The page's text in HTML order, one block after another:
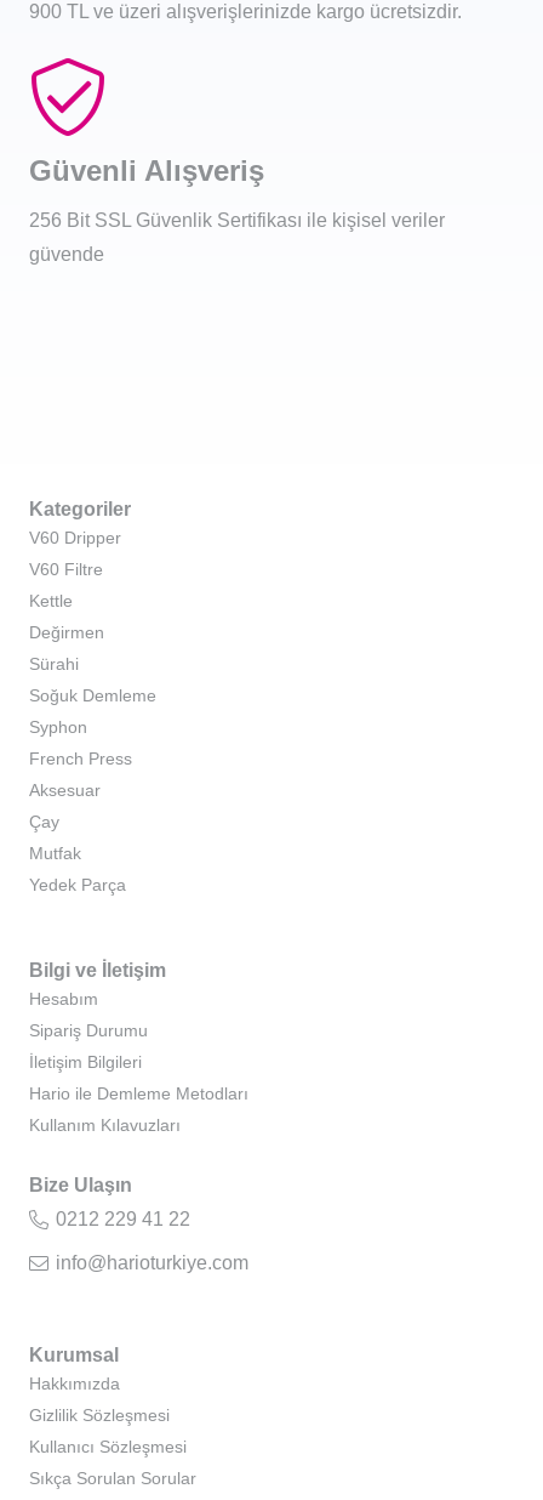
900 TL ve üzeri alışverişlerinizde kargo ücretsizdir.
Güvenli Alışveriş
256 Bit SSL Güvenlik Sertifikası ile kişisel veriler
güvende
Kategoriler
V60 Dripper
V60 Filtre
Kettle
Değirmen
Sürahi
Soğuk Demleme
Syphon
French Press
Aksesuar
Çay
Mutfak
Yedek Parça
Bilgi ve İletişim
Hesabım
Sipariş Durumu
İletişim Bilgileri
Hario ile Demleme Metodları
Kullanım Kılavuzları
Bize Ulaşın
0212 229 41 22
info@harioturkiye.com
Kurumsal
Hakkımızda
Gizlilik Sözleşmesi
Kullanıcı Sözleşmesi
Sıkça Sorulan Sorular